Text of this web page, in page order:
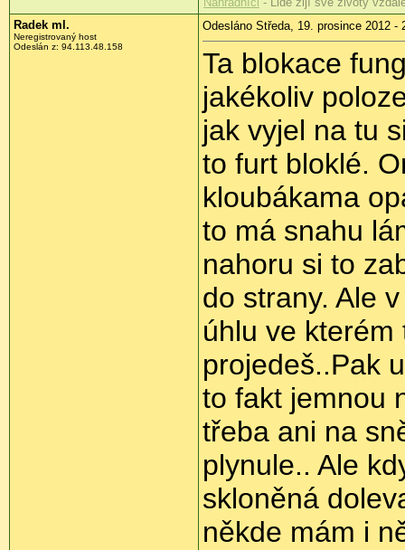
Radek ml.
Neregistrovaný host
Odeslán z: 94.113.48.158
Odesláno Středa, 19. prosince 2012 -
Ta blokace
jakékoliv
jak vyjel na tu
to furt bloklé.
kloubákama
to má snahu
nahoru si to
do strany. Ale
úhlu ve
projedeš..Pak
to fakt jemnou
třeba ani na
plynule.. Ale
skloněná
někde mám i